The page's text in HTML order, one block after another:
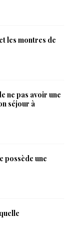
les montres de
ne pas avoir une
séjour à
possède une